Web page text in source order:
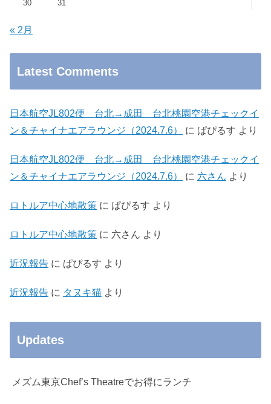
30
31
« 2月
Latest Comments
日本航空JL802便 台北→成田 台北桃園空港チェックイ
ン＆チャイナエアラウンジ（2024.7.6）
に ぱぴるす より
日本航空JL802便 台北→成田 台北桃園空港チェックイ
ン＆チャイナエアラウンジ（2024.7.6）
に 六さん より
ロトルア中心地散策 に ぱぴるす より
ロトルア中心地散策 に 六さん より
近況報告 に ぱぴるす より
近況報告 に タヌキ猫 より
Updates
メズム東京Chef’s Theatreでお得にランチ